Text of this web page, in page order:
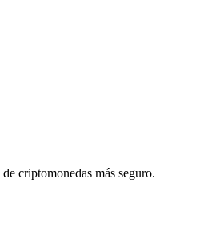
criptomonedas más seguro.